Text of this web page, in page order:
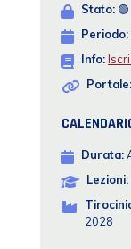
Stato:
Periodo:
Info:
Portale:
Durata:
Lezioni:
2028